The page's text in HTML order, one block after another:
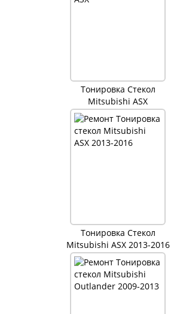
Тонировка Стекол
Mitsubishi ASX
Тонировка Стекол
Mitsubishi ASX 2013-2016